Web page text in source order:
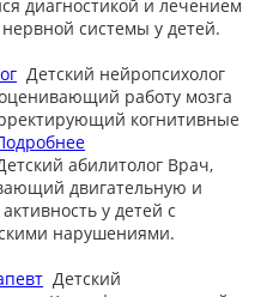
диагностикой и лечением
системы у детей.
Детский нейропсихолог
работу мозга
когнитивные
абилитолог Врач,
двигательную и
у детей с
нарушениями.
Детский